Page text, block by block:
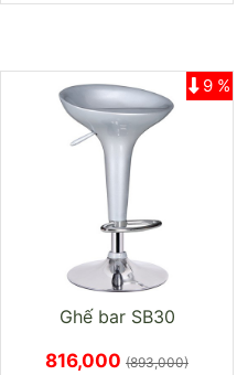
Ghế bar SB30
9 %
816,000 (893,000)